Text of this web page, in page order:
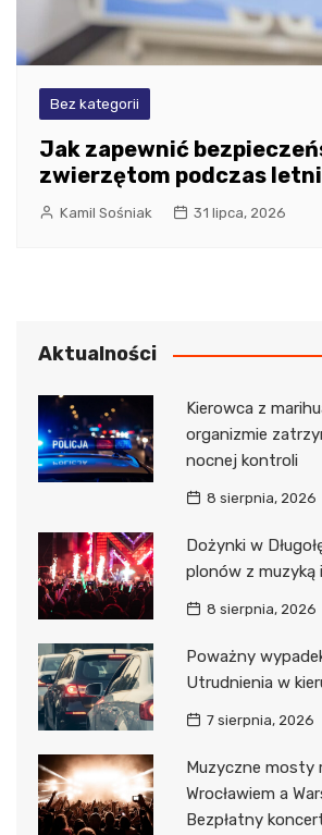
Bez kategorii
Jak zapewnić
zwierzętom podczas
Kamil Sośniak 31 lipca, 2026
Aktualności
Kierowca z
organizmie
nocnej kontroli
8 sierpnia, 2026
Dożynki w
plonów z muzyką
8 sierpnia, 2026
Poważny
Utrudnienia w
7 sierpnia, 2026
Muzyczne mosty
Wrocławiem a
Bezpłatny